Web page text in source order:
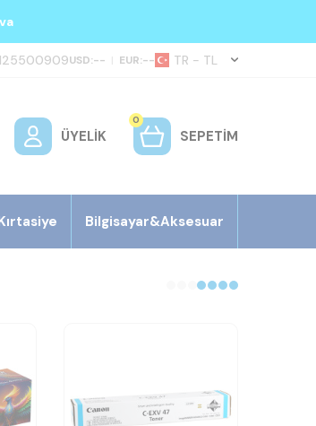
USD:-- | EUR:-- TR − TL
ÜYELIK
0
SEPETIM
Bilgisayar&Aksesuar